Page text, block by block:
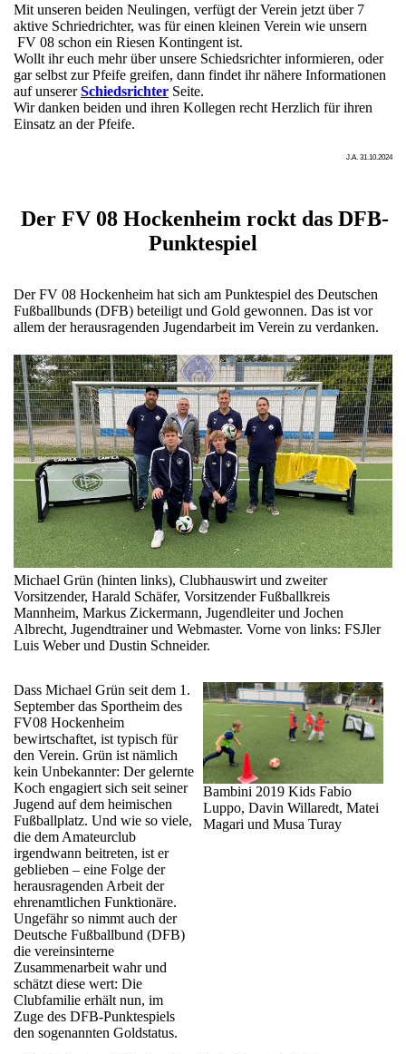
Mit unseren beiden Neulingen, verfügt der Verein jetzt über 7
aktive Schriedrichter, was für einen kleinen Verein wie unsern
FV 08 schon ein Riesen Kontingent ist.
Wollt ihr euch mehr über unsere Schiedsrichter informieren, oder
gar selbst zur Pfeife greifen, dann findet ihr nähere Informationen
auf unsererSchiedsrichter Seite.
Wir danken beiden und ihren Kollegen recht Herzlich für ihren
Einsatz an der Pfeife.
J.A. 31.10.2024
Der FV 08 Hockenheim rockt das DFB-
Punktespiel
Der FV 08 Hockenheim hat sich am Punktespiel des Deutschen
Fußballbunds (DFB) beteiligt und Gold gewonnen. Das ist vor
allem der herausragenden Jugendarbeit im Verein zu verdanken.
Michael Grün (hinten links), Clubhauswirt und zweiter
Vorsitzender, Harald Schäfer, Vorsitzender Fußballkreis
Mannheim, Markus Zickermann, Jugendleiter und Jochen
Albrecht, Jugendtrainer und Webmaster. Vorne von links: FSJler
Luis Weber und Dustin Schneider.
Dass Michael Grün seit dem 1.
September das Sportheim des
FV08 Hockenheim
bewirtschaftet, ist typisch für
den Verein. Grün ist nämlich
kein Unbekannter: Der gelernte
Koch engagiert sich seit seiner
Jugend auf dem heimischen
Fußballplatz. Und wie so viele,
die dem Amateurclub
irgendwann beitreten, ist er
geblieben – eine Folge der
herausragenden Arbeit der
ehrenamtlichen Funktionäre.
Ungefähr so nimmt auch der
Deutsche Fußballbund (DFB)
die vereinsinterne
Zusammenarbeit wahr und
schätzt diese wert: Die
Clubfamilie erhält nun, im
Zuge des DFB-Punktespiels
den sogenannten Goldstatus.
Bambini 2019 Kids Fabio
Luppo, Davin Willaredt, Matei
Magari und Musa Turay